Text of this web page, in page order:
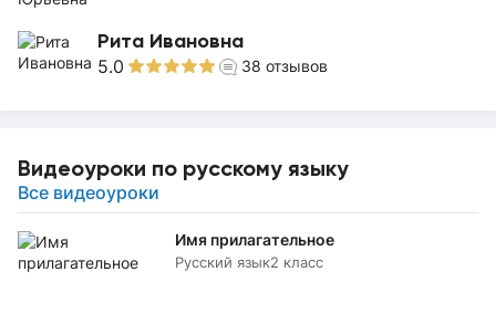
Рита Ивановна
5.0 38 отзывов
Видеоуроки по русскому языку
Все видеоуроки
Имя прилагательное
Русский язык2 класс